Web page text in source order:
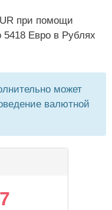
при помощи
5418 Евро в Рублях
может
валютной